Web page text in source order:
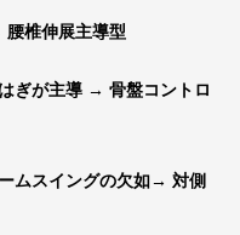
椎伸展主導型
ぎが主導 → 骨盤コントロ
ムスイングの欠如→ 対側